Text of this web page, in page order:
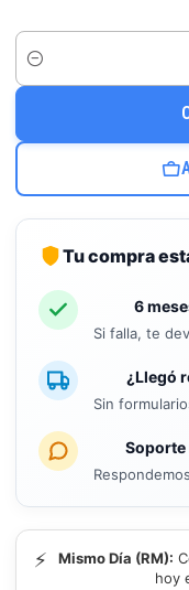
Cantidad
Tu compra
6
Si falla, te
¿Llegó
Sin
Soporte
⚡ Mismo Día (RM):
hoy